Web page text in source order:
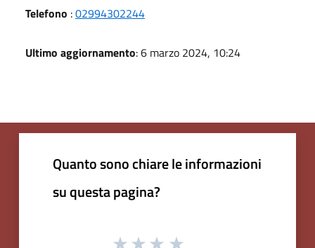
Telefono :02994302244
Ultimo aggiornamento: 6 marzo 2024, 10:24
Quanto sono chiare le informazioni
su questa pagina?